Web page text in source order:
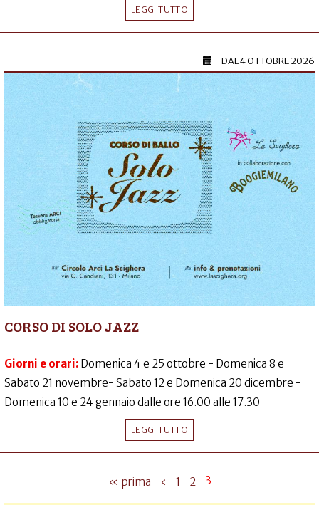
LEGGI TUTTO
DAL4 OTTOBRE 2026
CORSO DI SOLO JAZZ
Giorni e orari: Domenica 4 e 25 ottobre - Domenica 8 e
Sabato 21 novembre- Sabato 12 e Domenica 20 dicembre -
Domenica 10 e 24 gennaio dalle ore 16.00 alle 17.30
LEGGI TUTTO
« prima ‹ 1 2 3